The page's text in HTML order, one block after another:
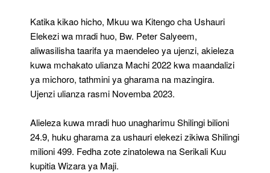
Katika kikao hicho, Mkuu wa Kitengo cha Ushauri
Elekezi wa mradi huo, Bw. Peter Salyeem,
aliwasilisha taarifa ya maendeleo ya ujenzi, akieleza
kuwa mchakato ulianza Machi 2022 kwa maandalizi
ya michoro, tathmini ya gharama na mazingira.
Ujenzi ulianza rasmi Novemba 2023.
Alieleza kuwa mradi huo unagharimu Shilingi bilioni
24.9, huku gharama za ushauri elekezi zikiwa Shilingi
milioni 499. Fedha zote zinatolewa na Serikali Kuu
kupitia Wizara ya Maji.